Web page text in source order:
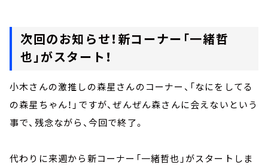
次回のお知らせ！新コーナー「一緒哲
也」がスタート！
小木さんの激推しの森星さんのコーナー、 「なにをしてる
の森星ちゃん！」ですが、ぜんぜん森さんに会えないという
事で、残念ながら、今回で終了。
代わりに来週から新コーナー「一緒哲也」がスタートしま